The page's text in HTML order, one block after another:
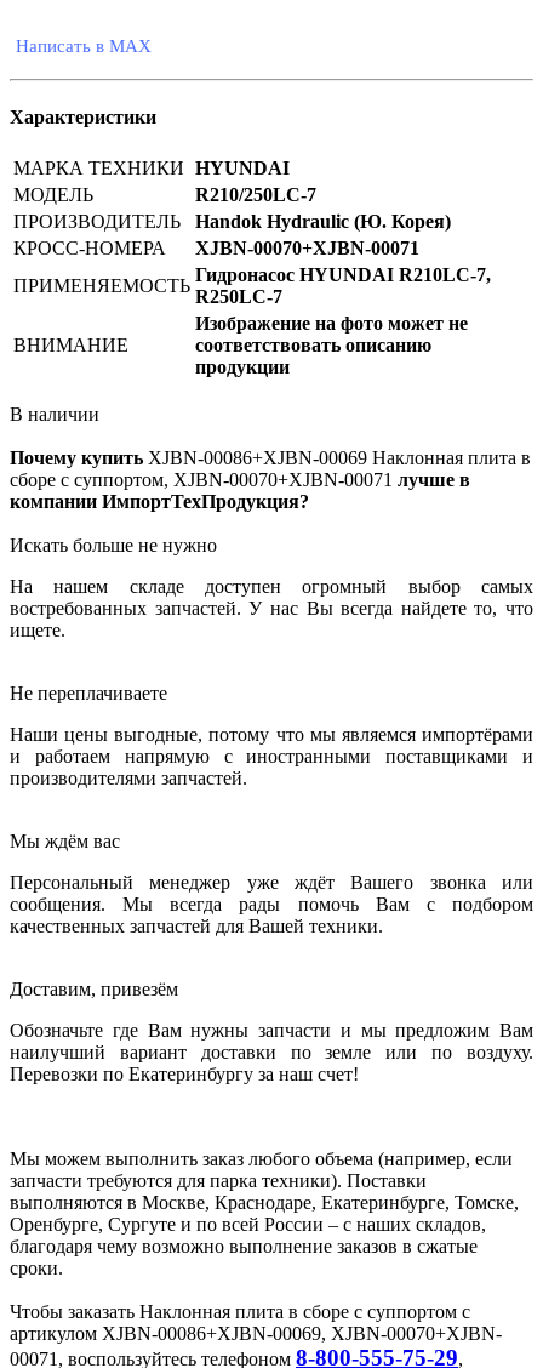
Написать в MAX
Характеристики
МАРКА ТЕХНИКИ HYUNDAI
МОДЕЛЬ
R210/250LC-7
ПРОИЗВОДИТЕЛЬ
Handok Hydraulic (Ю. Корея)
КРОСС-НОМЕРА
XJBN-00070+XJBN-00071
ПРИМЕНЯЕМОСТЬ
Гидронасос HYUNDAI R210LC-7,
R250LC-7
ВНИМАНИЕ
Изображение на фото может не
соответствовать описанию
продукции
В наличии
Почему купить XJBN-00086+XJBN-00069 Наклонная плита в
сборе с суппортом, XJBN-00070+XJBN-00071 лучше в
компании ИмпортТехПродукция?
Искать больше не нужно
На нашем складе доступен огромный выбор самых
востребованных запчастей. У нас Вы всегда найдете то, что
ищете.
Не переплачиваете
Наши цены выгодные, потому что мы являемся импортёрами
и работаем напрямую с иностранными поставщиками и
производителями запчастей.
Мы ждём вас
Персональный менеджер уже ждёт Вашего звонка или
сообщения. Мы всегда рады помочь Вам с подбором
качественных запчастей для Вашей техники.
Доставим, привезём
Обозначьте где Вам нужны запчасти и мы предложим Вам
наилучший вариант доставки по земле или по воздуху.
Перевозки по Екатеринбургу за наш счет!
Мы можем выполнить заказ любого объема (например, если
запчасти требуются для парка техники). Поставки
выполняются в Москве, Краснодаре, Екатеринбурге, Томске,
Оренбурге, Сургуте и по всей России – с наших складов,
благодаря чему возможно выполнение заказов в сжатые
сроки.
Чтобы заказать Наклонная плита в сборе с суппортом с
артикулом XJBN-00086+XJBN-00069, XJBN-00070+XJBN-
00071, воспользуйтесь телефоном 8-800-555-75-29,